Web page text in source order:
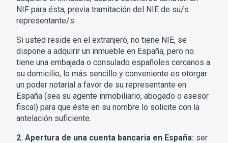
NIF para ésta, previa tramitación del NIE de su/s
representante/s.
Si usted reside en el extranjero, no tiene NIE, se
dispone a adquirir un inmueble en España, pero no
tiene una embajada o consulado españoles cercanos a
su domicilio, lo más sencillo y conveniente es otorgar
un poder notarial a favor de su representante en
España (sea su agente inmobiliario, abogado o asesor
fiscal) para que éste en su nombre lo solicite con la
antelación suficiente.
2. Apertura de una cuenta bancaria en España: ser